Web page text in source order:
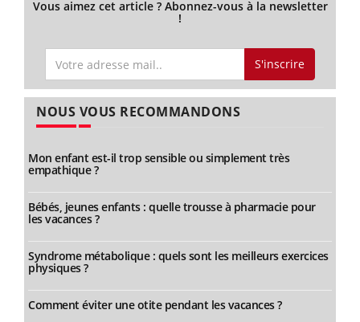
Vous aimez cet article ? Abonnez-vous à la newsletter
!
S'inscrire
NOUS VOUS RECOMMANDONS
Mon enfant est-il trop sensible ou simplement très
empathique ?
Bébés, jeunes enfants : quelle trousse à pharmacie pour
les vacances ?
Syndrome métabolique : quels sont les meilleurs exercices
physiques ?
Comment éviter une otite pendant les vacances ?